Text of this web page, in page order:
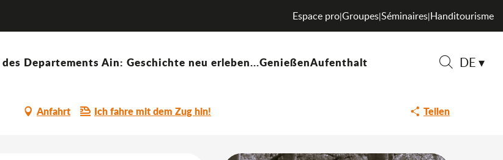
DE
Espace pro|Groupes|Séminaires|Handitourisme
Departements Ain: Geschichte neu erleben...GenießenAufenthalt
hinabgestiegen...Schicksale von Candide
Anfahrt Ich fahre mit dem Zug hin! Teilen